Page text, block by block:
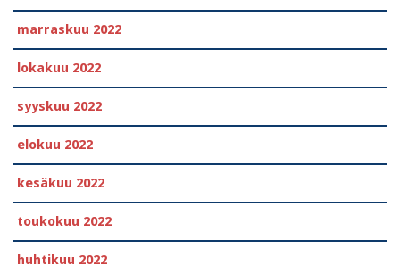
marraskuu 2022
lokakuu 2022
syyskuu 2022
elokuu 2022
kesäkuu 2022
toukokuu 2022
huhtikuu 2022